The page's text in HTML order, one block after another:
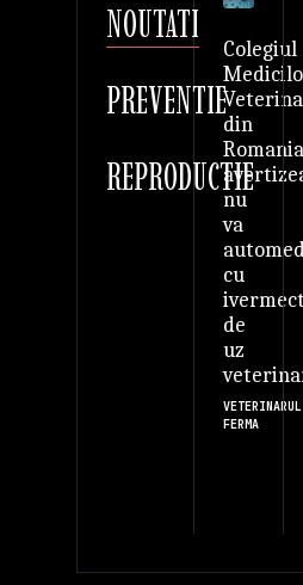
NOUTATI
PREVENTIE
REPRODUCTIE
Colegiul
din
Romania
nu
va
cu
de
uz
VETERINARUL
FERMA